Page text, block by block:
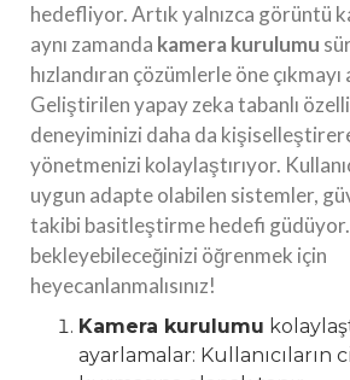
hedefliyor. Artık yalnızca görüntü
aynı zamanda kamera kurulumu
hızlandıran çözümlerle öne çıkmayı
Geliştirilen yapay zeka tabanlı
deneyiminizi daha da
yönetmenizi kolaylaştırıyor.
uygun adapte olabilen sistemler,
takibi basitleştirme hedefi
bekleyebileceğinizi öğrenmek için
heyecanlanmalısınız!
Kamera kurulumu
ayarlamalar: Kullanıcıların